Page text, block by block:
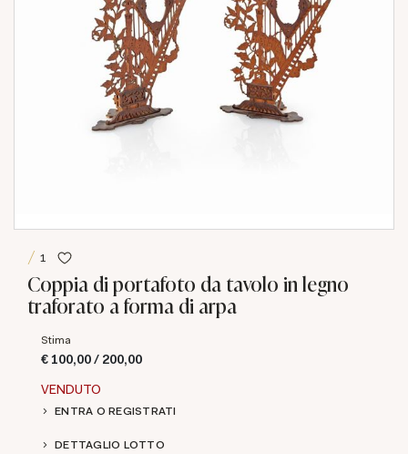
1
Coppia di portafoto da tavolo in legno
traforato a forma di arpa
Stima
€ 100,00 / 200,00
VENDUTO
ENTRA O REGISTRATI
DETTAGLIO LOTTO